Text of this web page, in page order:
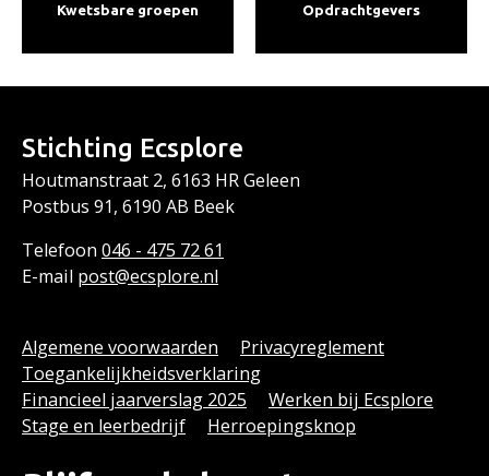
Kwetsbare groepen Opdracht­gevers
Stichting Ecsplore
Houtmanstraat 2, 6163 HR Geleen
Postbus 91, 6190 AB Beek
Telefoon 046 - 475 7261
E-mail post@ecsplore.nl
Algemene voorwaarden
Privacyreglement
Toegankelijkheidsverklaring
Financieel jaarverslag 2025
Werken bij Ecsplore
Stage en leerbedrijf
Herroepingsknop